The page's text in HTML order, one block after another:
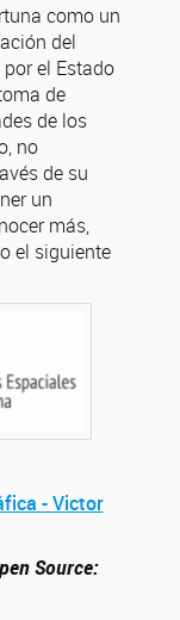
como un
del
el Estado
de
de los
no
de su
un
más,
el siguiente
- Victor
Source: